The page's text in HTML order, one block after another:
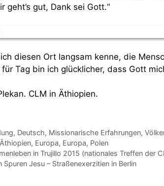
geht’s gut, Dank sei Gott.“
diesen Ort langsam kenne, die
für Tag bin ich glücklicher, dass Gott
CLM in Äthiopien.
, Deutsch, Missionarische Erfahrungen,
Äthiopien, Europa, Europa, Polen
in Trujillo 2015 (nationales Treffen der
Spuren Jesu – Straßenexerzitien in Berlin